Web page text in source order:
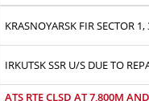
KRASNOYARSK FIR SECTOR
IRKUTSK SSR U/S DUE TO
ATS RTE CLSD AT 7,800M